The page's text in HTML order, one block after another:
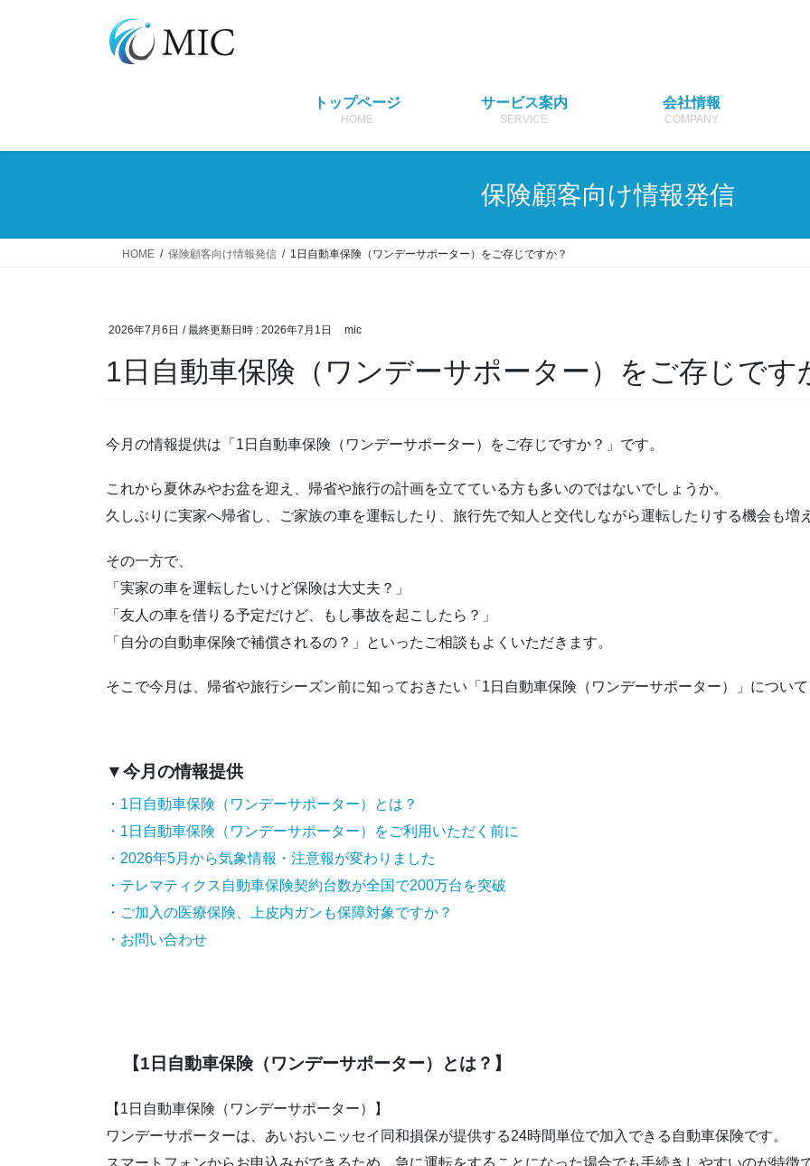
トップページ
HOME
サービス案内
SERVICE
会社情報
COMPANY
保険顧客向け情報発信
HOME 保険顧客向け情報発信 1日自動車保険（ワンデーサポーター）をご存じですか？
2026年7月6日 / 最終更新日時 : 2026年7月1日 mic
1日自動車保険（ワンデーサポーター）をご存じです
今月の情報提供は「1日自動車保険（ワンデーサポーター）をご存じですか？」です。
これから夏休みやお盆を迎え、帰省や旅行の計画を立てている方も多いのではないでしょうか。
久しぶりに実家へ帰省し、ご家族の車を運転したり、旅行先で知人と交代しながら運転したりする機会も増
その一方で、
「実家の車を運転したいけど保険は大丈夫？」
「友人の車を借りる予定だけど、もし事故を起こしたら？」
「自分の自動車保険で補償されるの？」といったご相談もよくいただきます。
そこで今月は、帰省や旅行シーズン前に知っておきたい「1日自動車保険（ワンデーサポーター）」につい
▼今月の情報提供
・1日自動車保険（ワンデーサポーター）とは？
・1日自動車保険（ワンデーサポーター）をご利用いただく前に
・2026年5月から気象情報・注意報が変わりました
・テレマティクス自動車保険契約台数が全国で200万台を突破
・ご加入の医療保険、上皮内ガンも保障対象ですか？
・お問い合わせ
【1日自動車保険（ワンデーサポーター）とは？】
【1日自動車保険（ワンデーサポーター）】
ワンデーサポーターは、あいおいニッセイ同和損保が提供する24時間単位で加入できる自動車保険です。
スマートフォンからお申込みができるため、急に運転をすることになった場合でも手続きしやすいのが特徴